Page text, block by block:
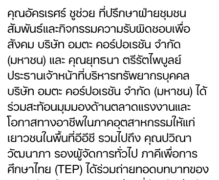
คุณอัครเรศร์ ชูช่วย ที่ปรึกษาฝ่ายชุมชน
สัมพันธ์และกิจกรรมความรับผิดชอบเพื่อ
สังคม บริษัท อมตะ คอร์ปอเรชัน จำกัด
(มหาชน) และ คุณยุทธนา ตรีรัตไพบูลย์
ประธานเจ้าหน้าที่บริหารทรัพยากรบุคคล
บริษัท อมตะ คอร์ปอเรชัน จำกัด (มหาชน) ได้
ร่วมสะท้อนมุมมองด้านตลาดแรงงานและ
โอกาสทางอาชีพในภาคอุตสาหกรรมให้แก่
เยาวชนในพื้นที่อีอีซี รวมไปถึง คุณปวิณา
วัฒนาภา รองผู้จัดการทั่วไป ภาคีเพื่อการ
ศึกษาไทย (TEP) ได้ร่วมถ่ายทอดบทบาทของ